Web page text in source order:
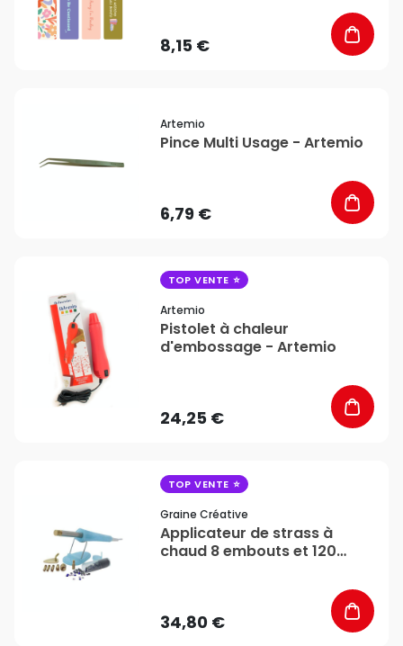
8,15 €
Artemio
Pince Multi Usage - Artemio
6,79 €
TOP VENTE
Artemio
Pistolet à chaleur
d'embossage - Artemio
24,25 €
TOP VENTE
Graine Créative
Applicateur de strass à
chaud 8 embouts et 120
34,80 €